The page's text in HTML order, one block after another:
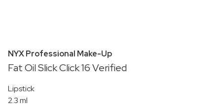
NYX Professional Make-Up
Fat Oil Slick Click 16 Verified
Lipstick
2.3 ml